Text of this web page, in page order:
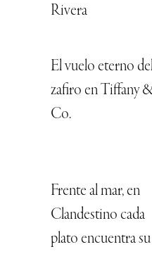
Rivera
El vuelo eterno
zafiro en Tiffany
Co.
Frente al mar, en
Clandestino cada
plato encuentra su